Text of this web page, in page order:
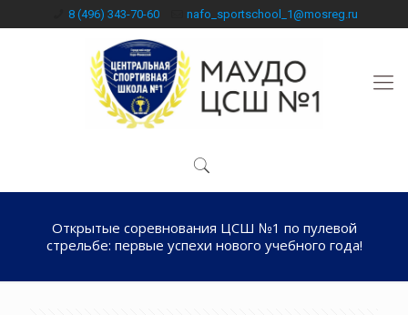
8 (496) 343-70-60 nafo_sportschool_1@mosreg.ru
Открытые соревнования ЦСШ №1 по пулевой
стрельбе: первые успехи нового учебного года!